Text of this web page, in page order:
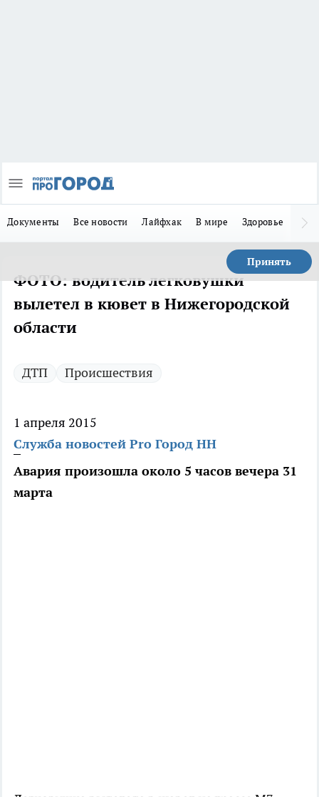
Документы Все новости Лайфхак В мире Здоровье
Принять
ФОТО: водитель легковушки
вылетел в кювет в Нижегородской
области
ДТП Происшествия
1 апреля 2015
Служба новостей Pro Город НН
Авария произошла около 5 часов вечера 31
марта